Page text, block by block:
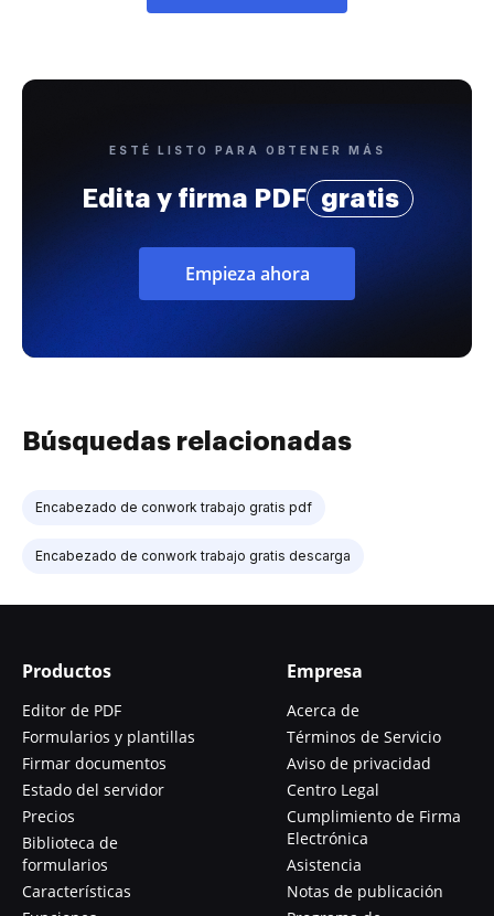
ESTÉ LISTO PARA OBTENER MÁS
Edita y firma PDF gratis
Empieza ahora
Búsquedas relacionadas
Encabezado de conwork trabajo gratis pdf
Encabezado de conwork trabajo gratis descarga
Productos
Editor de PDF
Formularios y plantillas
Firmar documentos
Estado del servidor
Precios
Biblioteca de
formularios
Características
Empresa
Acerca de
Términos de Servicio
Aviso de privacidad
Centro Legal
Cumplimiento de Firma
Electrónica
Asistencia
Notas de publicación